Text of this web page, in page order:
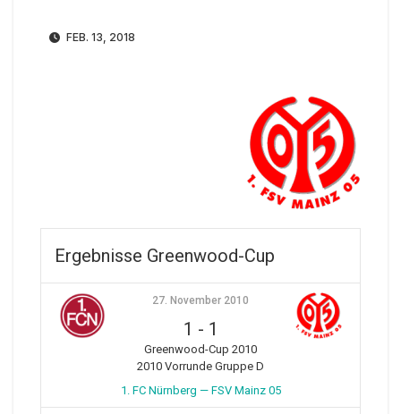
FEB. 13, 2018
Ergebnisse Greenwood-Cup
27. November 2010
1 - 1
Greenwood-Cup 2010
2010 Vorrunde Gruppe D
1. FC Nürnberg — FSV Mainz 05